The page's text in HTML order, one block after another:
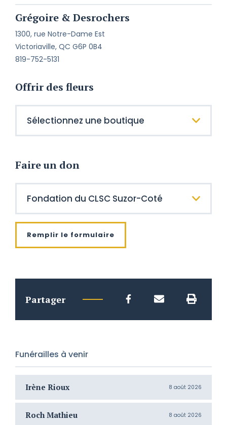
Grégoire & Desrochers
1300, rue Notre-Dame Est
Victoriaville, QC G6P 0B4
819-752-5131
Offrir des fleurs
Faire un don
Remplir le formulaire
Partager
Funérailles à venir
Irène Rioux 8 août 2026
Roch Mathieu 8 août 2026